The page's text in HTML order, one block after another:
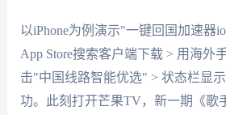
以iPhone为例演示"一键回国加速器
App Store搜索客户端下载 > 用海外
击"中国线路智能优选" > 状态栏显
功。此刻打开芒果TV，新一期《歌